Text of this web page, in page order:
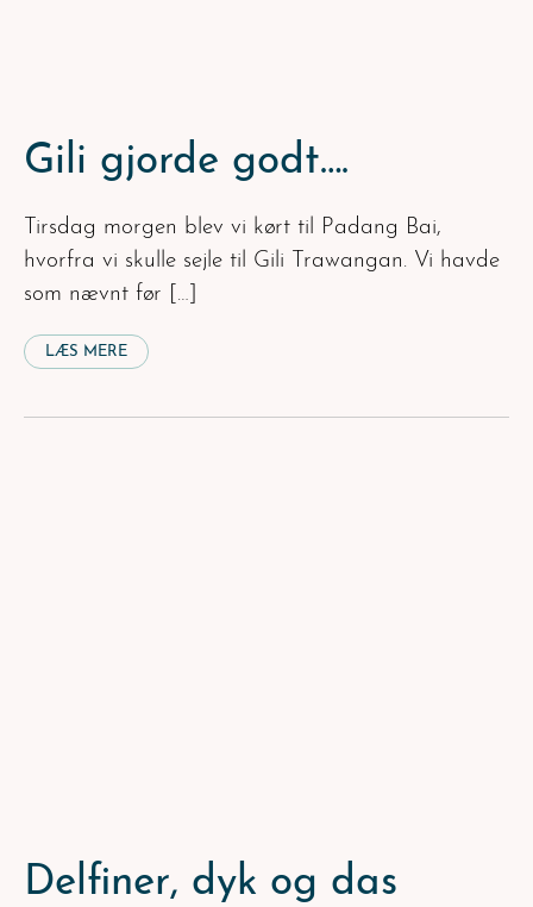
Gili gjorde godt….
Tirsdag morgen blev vi kørt til Padang Bai,
hvorfra vi skulle sejle til Gili Trawangan. Vi havde
som nævnt før […]
LÆS MERE
Delfiner, dyk og das